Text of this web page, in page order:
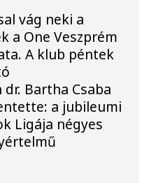
vág neki a
a One Veszprém
A klub péntek
Bartha Csaba
a jubileumi
Ligája négyes